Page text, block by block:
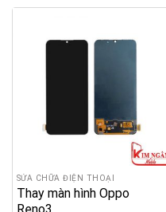
SỬA CHỮA ĐIỆN THOẠI
Thay màn hình Oppo